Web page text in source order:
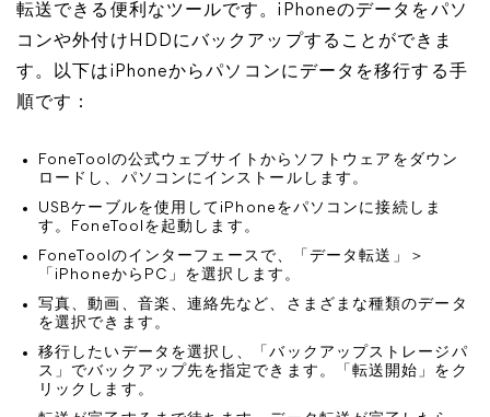
転送できる便利なツールです。iPhoneのデータをパソ
コンや外付けHDDにバックアップすることができま
す。以下はiPhoneからパソコンにデータを移行する手
順です：
FoneToolの公式ウェブサイトからソフトウェアをダウン
ロードし、パソコンにインストールします。
USBケーブルを使用してiPhoneをパソコンに接続しま
す。FoneToolを起動します。
FoneToolのインターフェースで、「データ転送」＞
「iPhoneからPC」を選択します。
写真、動画、音楽、連絡先など、さまざまな種類のデータ
を選択できます。
移行したいデータを選択し、「バックアップストレージパ
ス」でバックアップ先を指定できます。「転送開始」をク
リックします。